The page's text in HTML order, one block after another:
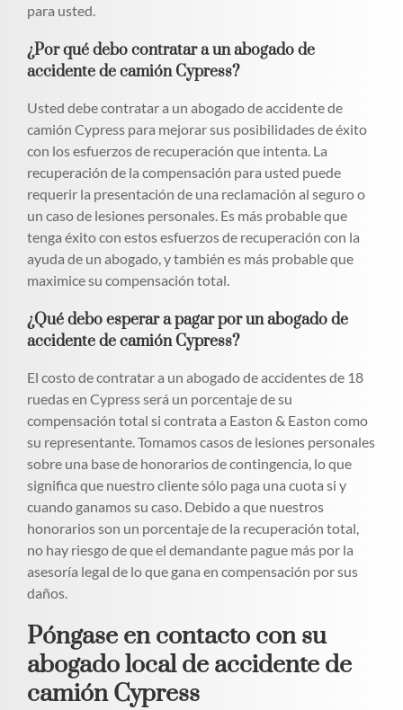
para usted.
¿Por qué debo contratar a un abogado de
accidente de camión Cypress?
Usted debe contratar a un abogado de accidente de
camión Cypress para mejorar sus posibilidades de éxito
con los esfuerzos de recuperación que intenta. La
recuperación de la compensación para usted puede
requerir la presentación de una reclamación al seguro o
un caso de lesiones personales. Es más probable que
tenga éxito con estos esfuerzos de recuperación con la
ayuda de un abogado, y también es más probable que
maximice su compensación total.
¿Qué debo esperar a pagar por un abogado de
accidente de camión Cypress?
El costo de contratar a un abogado de accidentes de 18
ruedas en Cypress será un porcentaje de su
compensación total si contrata a Easton & Easton como
su representante. Tomamos casos de lesiones personales
sobre una base de honorarios de contingencia, lo que
significa que nuestro cliente sólo paga una cuota si y
cuando ganamos su caso. Debido a que nuestros
honorarios son un porcentaje de la recuperación total,
no hay riesgo de que el demandante pague más por la
asesoría legal de lo que gana en compensación por sus
daños.
Póngase en contacto con su
abogado local de accidente de
camión Cypress